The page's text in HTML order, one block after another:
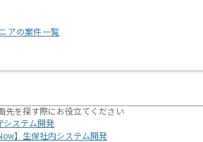
アの案件一覧
先を探す際にお役立てください
システム開発
】生保社内システム開発